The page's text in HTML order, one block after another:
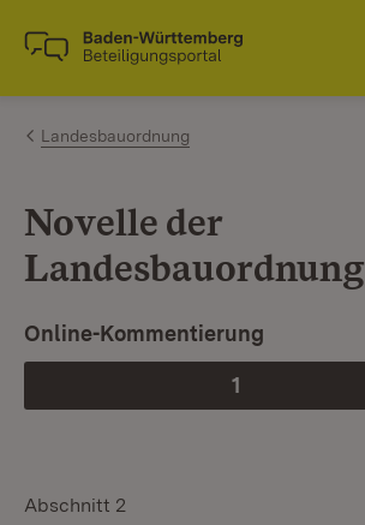
Zum Inhalt springen
Link zur Startseite
Landesbauordnung
Novelle der
Landesbauordnung
Phase
1
:
Online-Kommentierung
Abschnitt 2